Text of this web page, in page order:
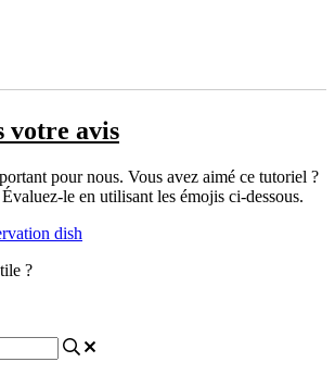
votre avis
pour nous. Vous avez aimé ce tutoriel ?
le en utilisant les émojis ci-dessous.
dish
?